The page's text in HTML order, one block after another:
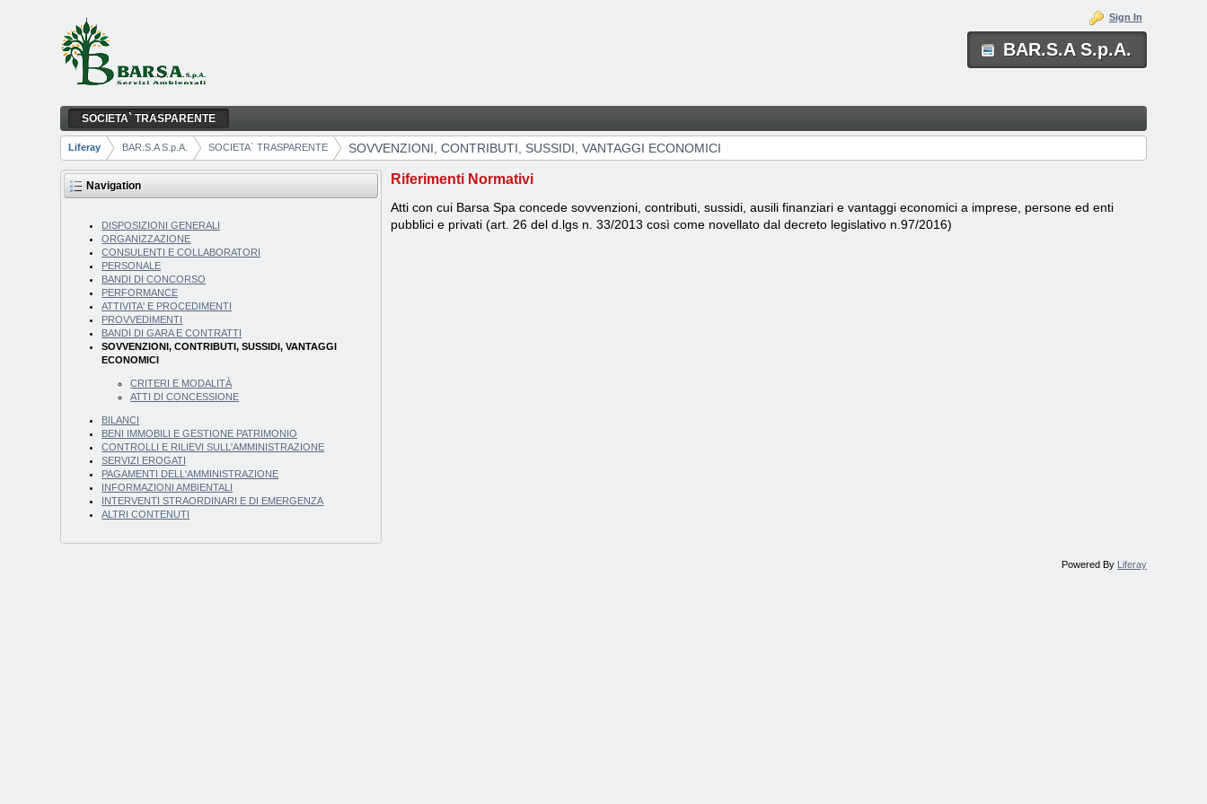
BAR.S.A S.p.A.
SOVVENZIONI, CONTRIBUTI, SUSSIDI, VANTAGGI ECONOMICI
Sign In
Navigation
SOCIETA` TRASPARENTE
Breadcrumbs
Liferay BAR.S.A S.p.A. SOCIETA` TRASPARENTE SOVVENZIONI, CONTRIBUTI, SUSSIDI, VANTAGGI ECONOMICI
Navigation
DISPOSIZIONI GENERALI
ORGANIZZAZIONE
CONSULENTI E COLLABORATORI
PERSONALE
BANDI DI CONCORSO
PERFORMANCE
ATTIVITA' E PROCEDIMENTI
PROVVEDIMENTI
BANDI DI GARA E CONTRATTI
SOVVENZIONI, CONTRIBUTI, SUSSIDI, VANTAGGI
ECONOMICI
CRITERI E MODALITÀ
ATTI DI CONCESSIONE
BILANCI
BENI IMMOBILI E GESTIONE PATRIMONIO
CONTROLLI E RILIEVI SULL'AMMINISTRAZIONE
SERVIZI EROGATI
PAGAMENTI DELL'AMMINISTRAZIONE
INFORMAZIONI AMBIENTALI
INTERVENTI STRAORDINARI E DI EMERGENZA
ALTRI CONTENUTI
Riferimenti Normativi
Atti con cui Barsa Spa concede sovvenzioni, contributi, sussidi, ausili finanziari e vantaggi economici a imprese, persone ed enti
pubblici e privati (art. 26 del d.lgs n. 33/2013 così come novellato dal decreto legislativo n.97/2016)
Powered By Liferay